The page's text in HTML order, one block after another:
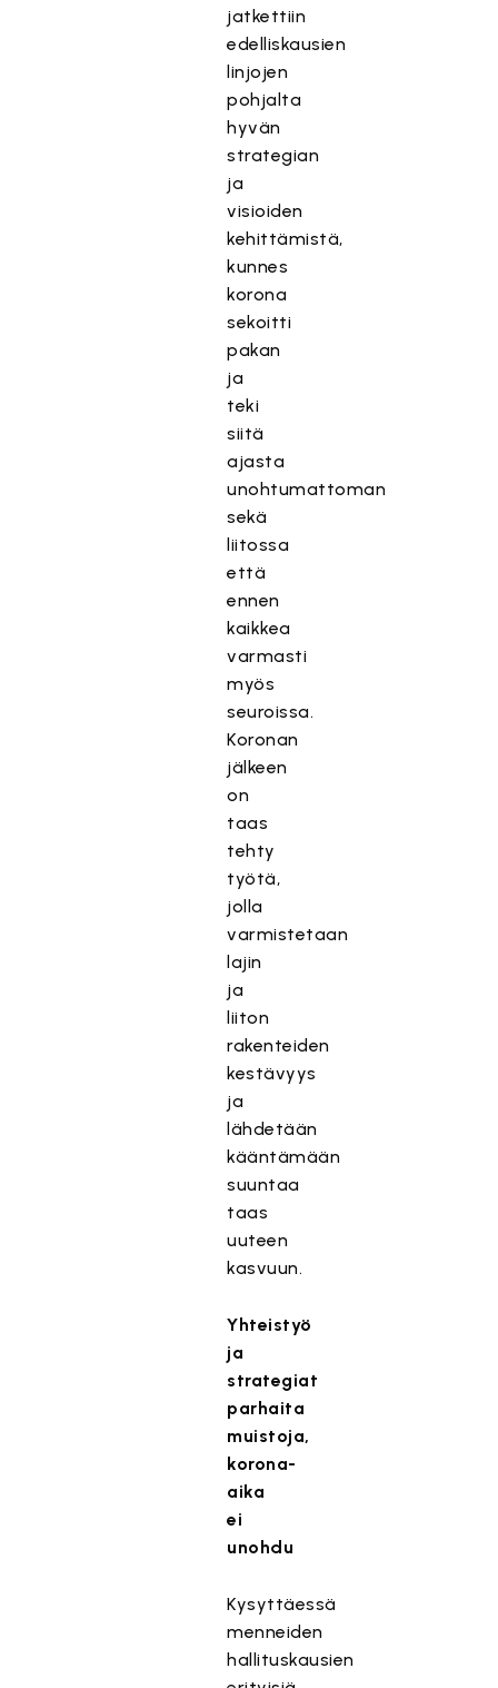
jatkettiin
edelliskausien
linjojen
pohjalta
hyvän
strategian
ja
visioiden
kehittämistä,
kunnes
korona
sekoitti
pakan
ja
teki
siitä
ajasta
unohtumattoman
sekä
liitossa
että
ennen
kaikkea
varmasti
myös
seuroissa.
Koronan
jälkeen
on
taas
tehty
työtä,
jolla
varmistetaan
lajin
ja
liiton
rakenteiden
kestävyys
ja
lähdetään
kääntämään
suuntaa
taas
uuteen
kasvuun.
Yhteistyö
ja
strategiat
parhaita
muistoja,
korona-
aika
ei
unohdu
Kysyttäessä
menneiden
hallituskausien